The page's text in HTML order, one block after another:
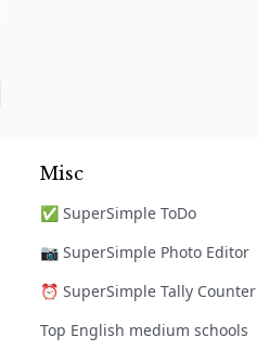
Misc
✅ SuperSimple ToDo
📷 SuperSimple Photo Editor
⏰ SuperSimple Tally Counter
Top English medium schools